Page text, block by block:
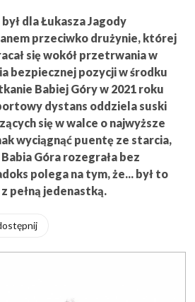
dla Łukasza Jagody
przeciwko drużynie, której
się wokół przetrwania w
bezpiecznej pozycji w środku
Babiej Góry w 2021 roku
dystans oddziela suski
się w walce o najwyższe
wyciągnąć puentę ze starcia,
Góra rozegrała bez
polega na tym, że... był to
pełną jedenastką.